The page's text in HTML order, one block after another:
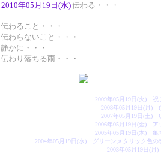
2010年05月19日(水)伝わる・・・
伝わること・・・
伝わらないこと・・・
静かに・・・
伝わり落ちる雨・・・
2009年05月19日(火) 祝
2008年05月19日(月)
2007年05月19日(土)
2006年05月19日(金) ア
2005年05月19日(木) 亀
2004年05月19日(水) グリーンメタリック色の
2003年05月19日(月